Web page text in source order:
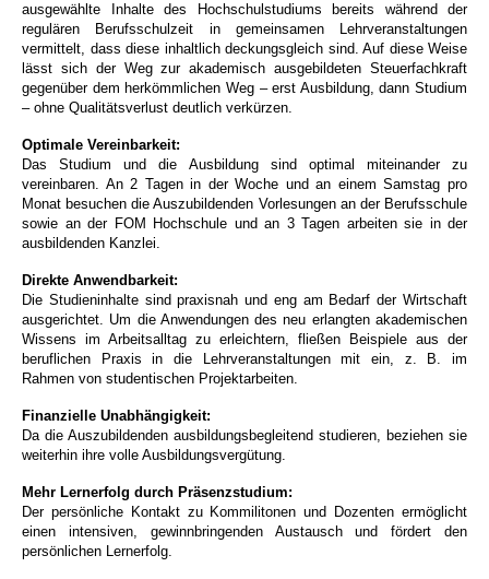
ausgewählte Inhalte des Hochschulstudiums bereits während der
regulären Berufsschulzeit in gemeinsamen Lehrveranstaltungen
vermittelt, dass diese inhaltlich deckungsgleich sind. Auf diese Weise
lässt sich der Weg zur akademisch ausgebildeten Steuerfachkraft
gegenüber dem herkömmlichen Weg – erst Ausbildung, dann Studium
– ohne Qualitätsverlust deutlich verkürzen.
Optimale Vereinbarkeit:
Das Studium und die Ausbildung sind optimal miteinander zu
vereinbaren. An 2 Tagen in der Woche und an einem Samstag pro
Monat besuchen die Auszubildenden Vorlesungen an der Berufsschule
sowie an der FOM Hochschule und an 3 Tagen arbeiten sie in der
ausbildenden Kanzlei.
Direkte Anwendbarkeit:
Die Studieninhalte sind praxisnah und eng am Bedarf der Wirtschaft
ausgerichtet. Um die Anwendungen des neu erlangten akademischen
Wissens im Arbeitsalltag zu erleichtern, fließen Beispiele aus der
beruflichen Praxis in die Lehrveranstaltungen mit ein, z. B. im
Rahmen von studentischen Projektarbeiten.
Finanzielle Unabhängigkeit:
Da die Auszubildenden ausbildungsbegleitend studieren, beziehen sie
weiterhin ihre volle Ausbildungsvergütung.
Mehr Lernerfolg durch Präsenzstudium:
Der persönliche Kontakt zu Kommilitonen und Dozenten ermöglicht
einen intensiven, gewinnbringenden Austausch und fördert den
persönlichen Lernerfolg.